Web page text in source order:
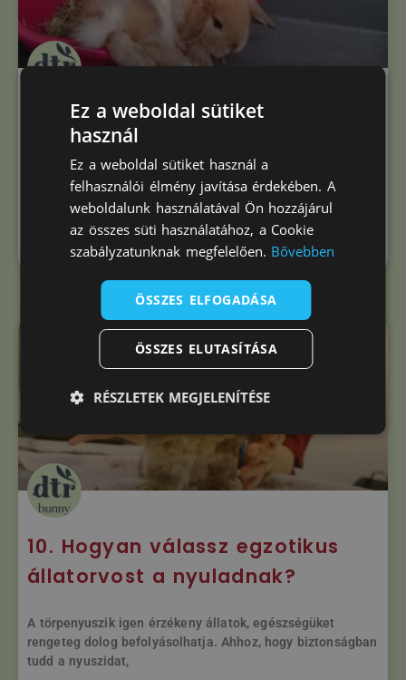
8. A nyuszi szobatisztaságra
szoktatása
Szeretnél egy törpenyuszit, de aggódsz, hogy nem tudod
elérni a nyuszi szobatisztaságát? Sok kezdő nyuszis
OLVASS TOVÁBB »
NYUSZI BLOG
10. Hogyan válassz egzotikus
állatorvost a nyuladnak?
A törpenyuszik igen érzékeny állatok, egészségüket
rengeteg dolog befolyásolhatja. Ahhoz, hogy biztonságban
tudd a nyuszidat,
Ez a weboldal sütiket
használ
Ez a weboldal sütiket használ a
felhasználói élmény javítása érdekében. A
weboldalunk használatával Ön hozzájárul
az összes süti használatához, a Cookie
szabályzatunknak megfelelően. Bővebben
ÖSSZES ELFOGADÁSA
ÖSSZES ELUTASÍTÁSA
RÉSZLETEK MEGJELENÍTÉSE